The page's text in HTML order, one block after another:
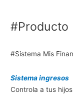
#Producto
#Sistema Mis
Sistema ingresos
Controla a tus